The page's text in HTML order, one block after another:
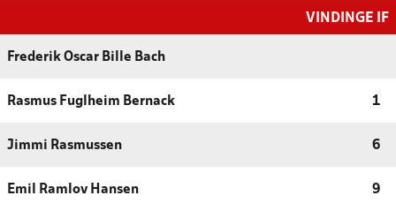
VINDINGE IF
Frederik Oscar Bille Bach
Rasmus Fuglheim Bernack 1
Jimmi Rasmussen 6
Emil Ramlov Hansen 9